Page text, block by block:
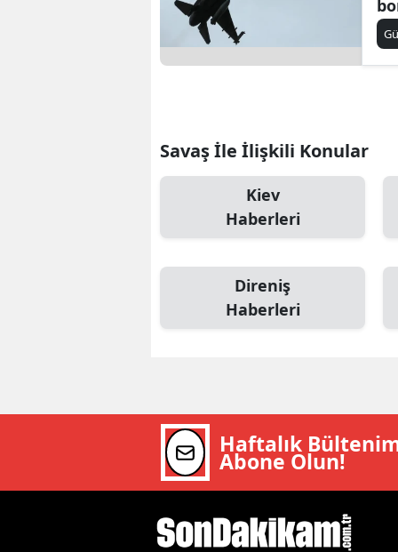
Savaş İle İlişkili Konular
Kiev
Haberleri
Direniş
Haberleri
Haftalık
Abone Olun!